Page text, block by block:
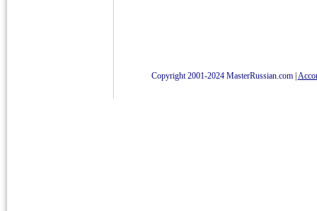
Copyright 2001-2024 MasterRussian.com|